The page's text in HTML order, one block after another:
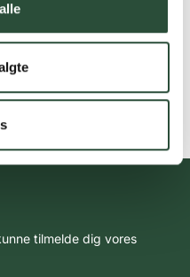
tilmelde dig vores